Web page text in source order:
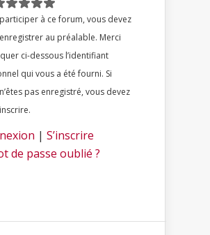
à ce forum, vous devez
au préalable. Merci
ci-dessous l’identifiant
qui vous a été fourni. Si
pas enregistré, vous devez
| S’inscrire
de passe oublié ?